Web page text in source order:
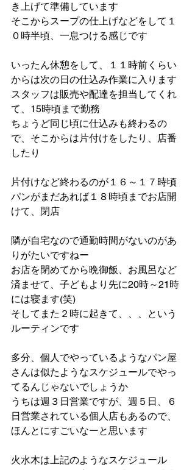
き上げて準備しています
そこからスープの仕上げなどをして１
０時半頃、一息つける感じです
いったん休憩をして、１１時前くらい
からは次の日の仕込み作業に入ります
スタッフは販売や配達を担当してくれ
て、15時頃まで勤務
ちょうど同じ頃に仕込みも終わるの
で、そこからは片付けをしたり、店番
したり
片付けなど終わるのが１６～１７時頃
パンがまだあれば１８時頃までお店開
けて、閉店
隣が自宅なので通勤時間がないのがあ
りがたいですねー
お店を閉めてから晩御飯、お風呂など
済ませて、子どもより先に20時～21時
には寝ます(笑)
そしてまた２時に起きて、、、という
ルーティンです
多分、個人でやっているようなパン屋
さんは似たようなスケジュールでやっ
てるんじゃないでしょうか
うちは週３日営業ですが、週５日、６
日営業されている個人店もあるので、
ほんとにすごいなーと思います
火水木は上記のようなスケジュール